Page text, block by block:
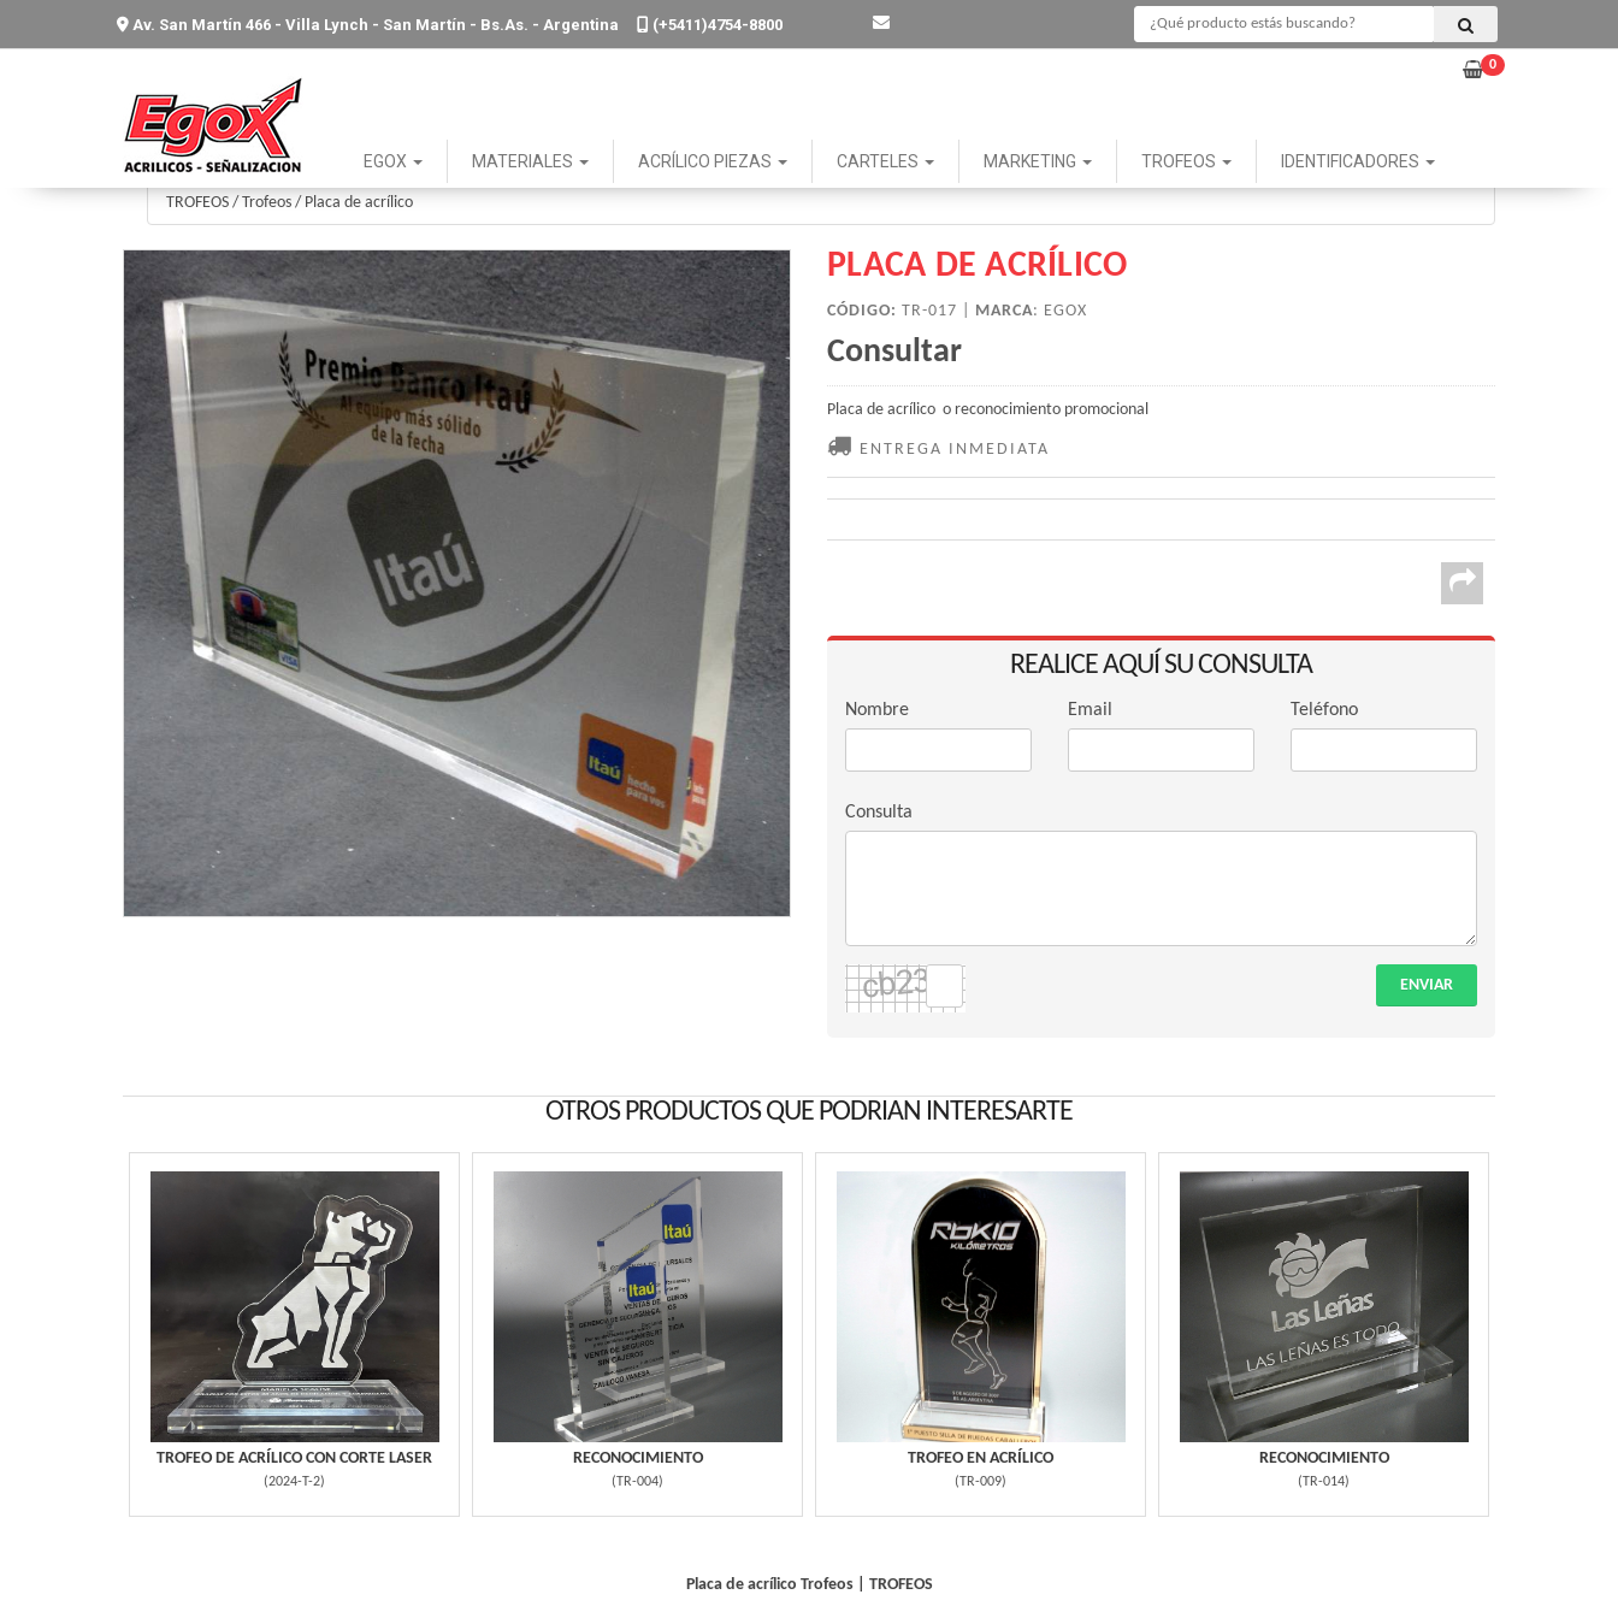
Av. San Martín 466 - Villa Lynch - San Martín - Bs.As. - Argentina (+5411)4754-8800
0
EGOX MATERIALES ACRÍLICO PIEZAS CARTELES MARKETING TROFEOS IDENTIFICADORES
TROFEOS / Trofeos / Placa de acrílico
PLACA DE ACRÍLICO
CÓDIGO: TR-017 | MARCA: EGOX
Consultar
Placa de acrílico o reconocimiento promocional
ENTREGA INMEDIATA
REALICE AQUÍ SU CONSULTA
Nombre Email Teléfono
Consulta
ENVIAR
OTROS PRODUCTOS QUE PODRIAN INTERESARTE
TROFEO DE ACRÍLICO CON CORTE LASER
(2024-T-2)
RECONOCIMIENTO
(TR-004)
TROFEO EN ACRÍLICO
(TR-009)
RECONOCIMIENTO
(TR-014)
Placa de acrílico Trofeos| TROFEOS